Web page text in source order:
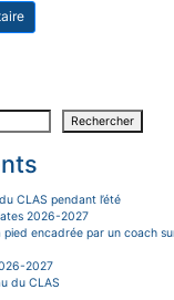
Rechercher
CLAS pendant l’été
2026-2027
encadrée par un coach
2027
du CLAS